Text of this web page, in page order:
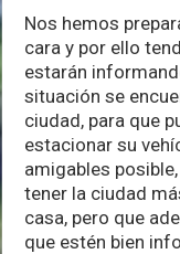
Nos hemos
cara y por ello
estarán
situación se
ciudad, para que
estacionar su
amigables
tener la ciudad
casa, pero que
que estén bien